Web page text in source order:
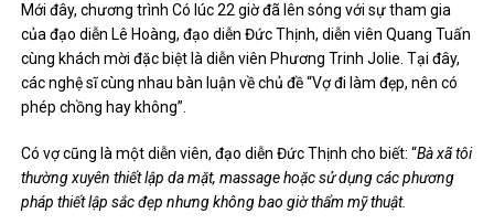
Mới đây, chương trình Có lúc 22 giờ đã lên sóng với sự tham gia
của đạo diễn Lê Hoàng, đạo diễn Đức Thịnh, diễn viên Quang Tuấn
cùng khách mời đặc biệt là diễn viên Phương Trinh Jolie. Tại đây,
các nghệ sĩ cùng nhau bàn luận về chủ đề “Vợ đi làm đẹp, nên có
phép chồng hay không”.
Có vợ cũng là một diễn viên, đạo diễn Đức Thịnh cho biết: “Bà xã tôi
thường xuyên thiết lập da mặt, massage hoặc sử dụng các phương
pháp thiết lập sắc đẹp nhưng không bao giờ thẩm mỹ thuật.